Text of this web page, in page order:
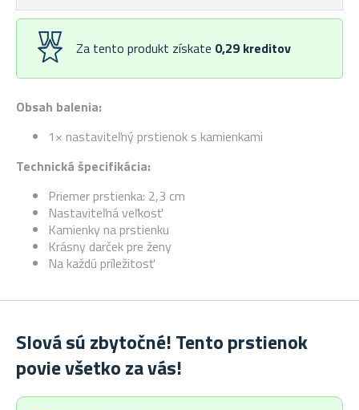
Obsah balenia:
1× nastaviteľný prstienok s kamienkami
Technická špecifikácia:
Priemer prstienka: 2,3 cm
Nastaviteľná veľkosť
Kamienky na prstienku
Krásny darček pre ženy
Na každú príležitosť
Za tento produkt získate 0,29 kreditov
Slová sú zbytočné! Tento prstienok
povie všetko za vás!